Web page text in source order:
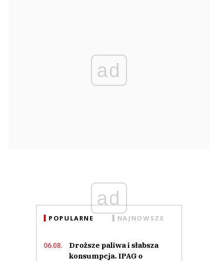
ad
ad
POPULARNE NAJNOWSZE
06.08.
Droższe paliwa i słabsza
konsumpcja. IPAG o